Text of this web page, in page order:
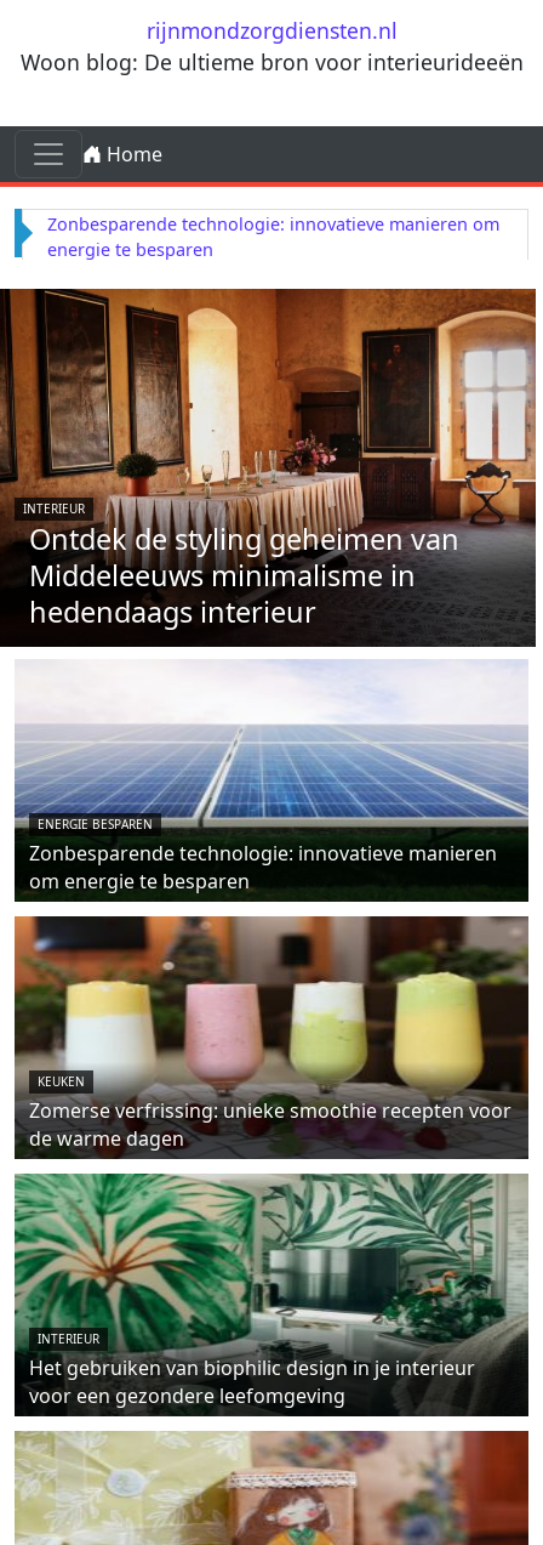
Ga naar de inhoudrijnmondzorgdiensten.nl
Woon blog: De ultieme bron voor interieurideeën
Ga naar de inhoud
Hoofdnavigatie
Home
Zonbesparende technologie: innovatieve manieren om
energie te besparen
INTERIEUR
Ontdek de styling geheimen van
Middeleeuws minimalisme in
hedendaags interieur
ENERGIE BESPAREN
Zonbesparende technologie: innovatieve manieren
om energie te besparen
KEUKEN
Zomerse verfrissing: unieke smoothie recepten voor
de warme dagen
INTERIEUR
Het gebruiken van biophilic design in je interieur
voor een gezondere leefomgeving